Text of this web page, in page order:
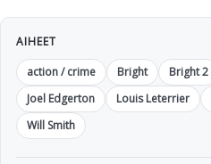
AIHEET
action / crime
Bright Bright 2
Joel Edgerton
Louis Leterrier
Will Smith